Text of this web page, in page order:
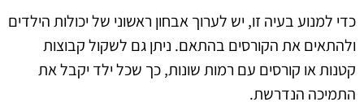
כדי למנוע בעיה זו, יש לערוך אבחון ראשוני של יכולות הילדים
ולהתאים את הקורסים בהתאם. ניתן גם לשקול קבוצות
קטנות או קורסים עם רמות שונות, כך שכל ילד יקבל את
התמיכה הנדרשת.